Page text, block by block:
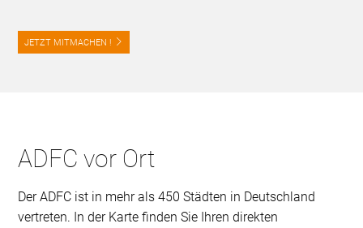
JETZT MITMACHEN !
ADFC vor Ort
Der ADFC ist in mehr als 450 Städten in Deutschland
vertreten. In der Karte finden Sie Ihren direkten